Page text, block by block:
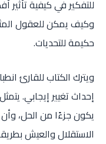
للتفكير في كيفية تأثير
وكيف يمكن للعقول
حكيمة للتحديات.
ويترك الكتاب للقارئ
إحداث تغيير إيجابي.
يكون جزءًا من الحل،
الاستقلال والعيش